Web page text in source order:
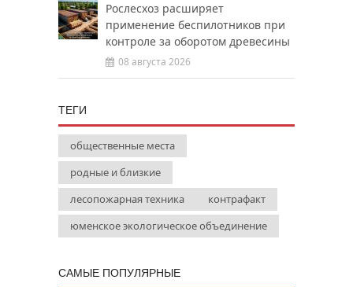
Рослесхоз расширяет
применение беспилотников при
контроле за оборотом древесины
08 августа 2026
ТЕГИ
общественные места
родные и близкие
лесопожарная техника
контрафакт
юменское экологическое объединение
САМЫЕ ПОПУЛЯРНЫЕ